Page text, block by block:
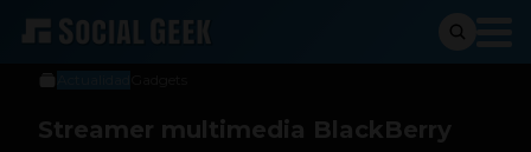
Sergio Ramos
28 de marzo de 2014
Streamer multimedia BlackBerry